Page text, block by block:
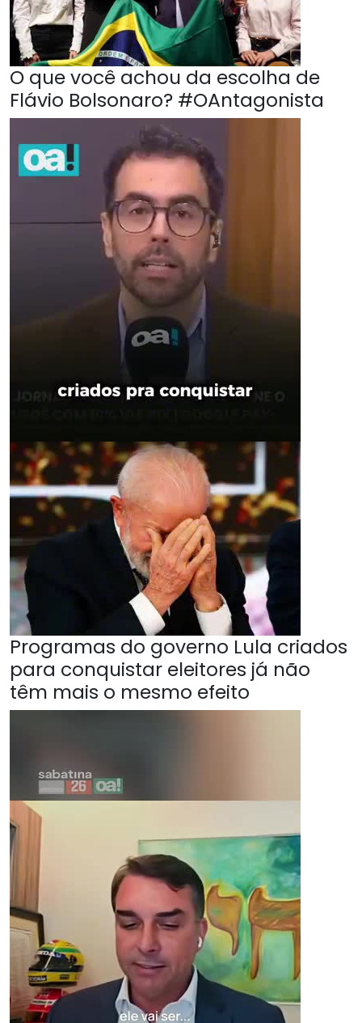
O que você achou da escolha de
Flávio Bolsonaro? #OAntagonista
Programas do governo Lula criados
para conquistar eleitores já não
têm mais o mesmo efeito